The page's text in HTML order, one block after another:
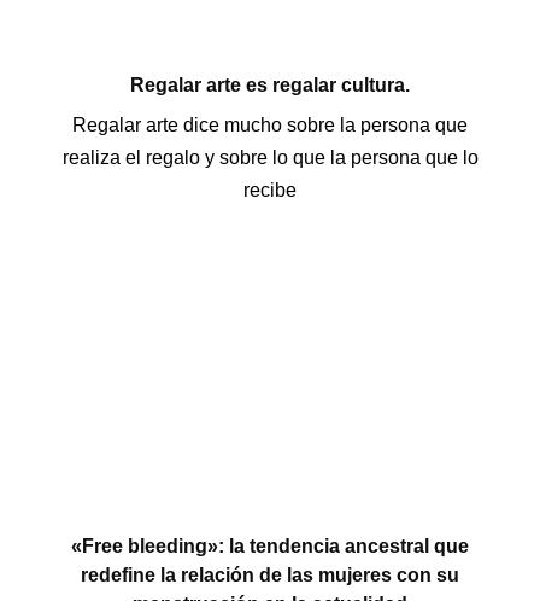
Regalar arte es regalar cultura.
Regalar arte dice mucho sobre la persona que
realiza el regalo y sobre lo que la persona que lo
recibe
«Free bleeding»: la tendencia ancestral que
redefine la relación de las mujeres con su